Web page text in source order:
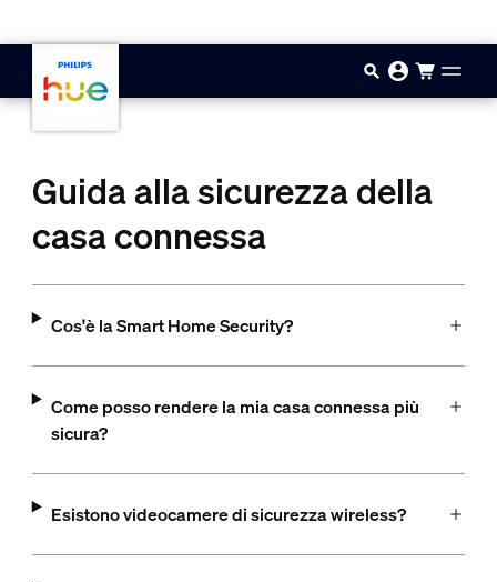
Guida alla sicurezza della
casa connessa
Cos'è la Smart Home Security?
Come posso rendere la mia casa connessa più
sicura?
Esistono videocamere di sicurezza wireless?